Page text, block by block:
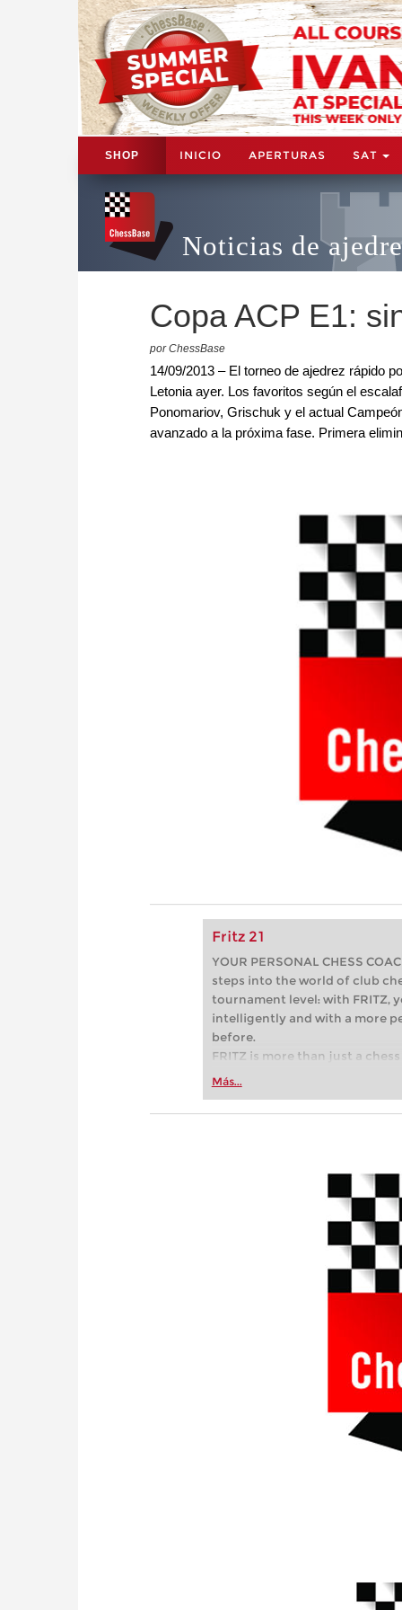
SHOP INICIO APERTURAS SAT
Noticias de
Copa ACP E1:
por ChessBase
14/09/2013 – El torneo de ajedrez rápido
Letonia ayer. Los favoritos según el
Ponomariov, Grischuk y el actual
avanzado a la próxima fase. Primera
Fritz 21
YOUR PERSONAL CHESS
steps into the world of club
tournament level: with FRITZ,
intelligently and with a more
before.
FRITZ is more than just a
Whether you’re taking your
more efficiently, intelligently
Más...